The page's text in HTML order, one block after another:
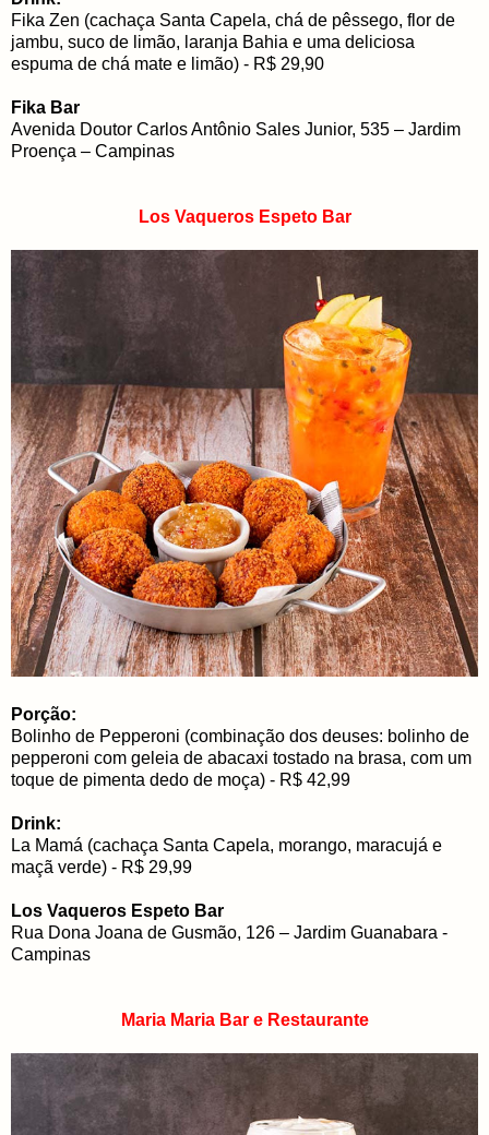
Fika Zen (cachaça Santa Capela, chá de pêssego, flor de
jambu, suco de limão, laranja Bahia e uma deliciosa
espuma de chá mate e limão) - R$ 29,90
Fika Bar
Avenida Doutor Carlos Antônio Sales Junior, 535 – Jardim
Proença – Campinas
Los Vaqueros Espeto Bar
Porção:
Bolinho de Pepperoni (combinação dos deuses: bolinho de
pepperoni com geleia de abacaxi tostado na brasa, com um
toque de pimenta dedo de moça) - R$ 42,99
Drink:
La Mamá (cachaça Santa Capela, morango, maracujá e
maçã verde) - R$ 29,99
Los Vaqueros Espeto Bar
Rua Dona Joana de Gusmão, 126 – Jardim Guanabara -
Campinas
Maria Maria Bar e Restaurante